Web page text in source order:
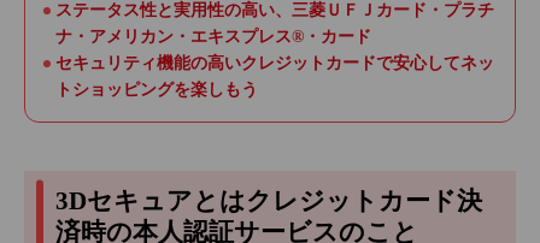
ステータス性と実用性の高い、三菱ＵＦＪカード・プラチ
ナ・アメリカン・エキスプレス®・カード
セキュリティ機能の高いクレジットカードで安心してネッ
トショッピングを楽しもう
3Dセキュアとはクレジットカード決
済時の本人認証サービスのこと